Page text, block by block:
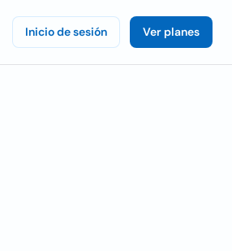
Inicio de sesión Ver planes